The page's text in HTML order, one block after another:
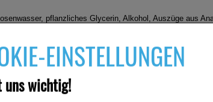
EINSTELLUNGEN
uns wichtig!
pflanzliches Glycerin, Alkohol, Auszüge aus
Hektorit, Mandelöl, Auszug aus Rosenblüten,
Sanddornfruchtfleischöl, Meeresalgenauszug, Glycerin-
Ätherische Öle.